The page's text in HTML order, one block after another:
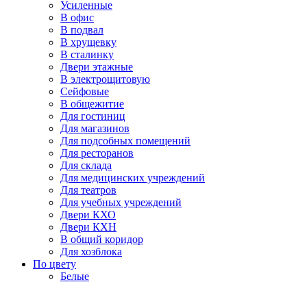
Усиленные
В офис
В подвал
В хрущевку
В сталинку
Двери этажные
В электрощитовую
Сейфовые
В общежитие
Для гостиниц
Для магазинов
Для подсобных помещений
Для ресторанов
Для склада
Для медицинских учреждений
Для театров
Для учебных учреждений
Двери КХО
Двери КХН
В общий коридор
Для хозблока
По цвету
Белые